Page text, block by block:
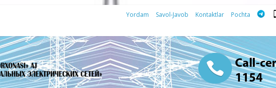
Yordam Savol-Javob Kontaktlar Pochta